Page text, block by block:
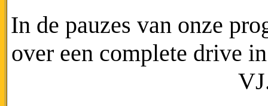
In de pauzes van onze
over een complete drive